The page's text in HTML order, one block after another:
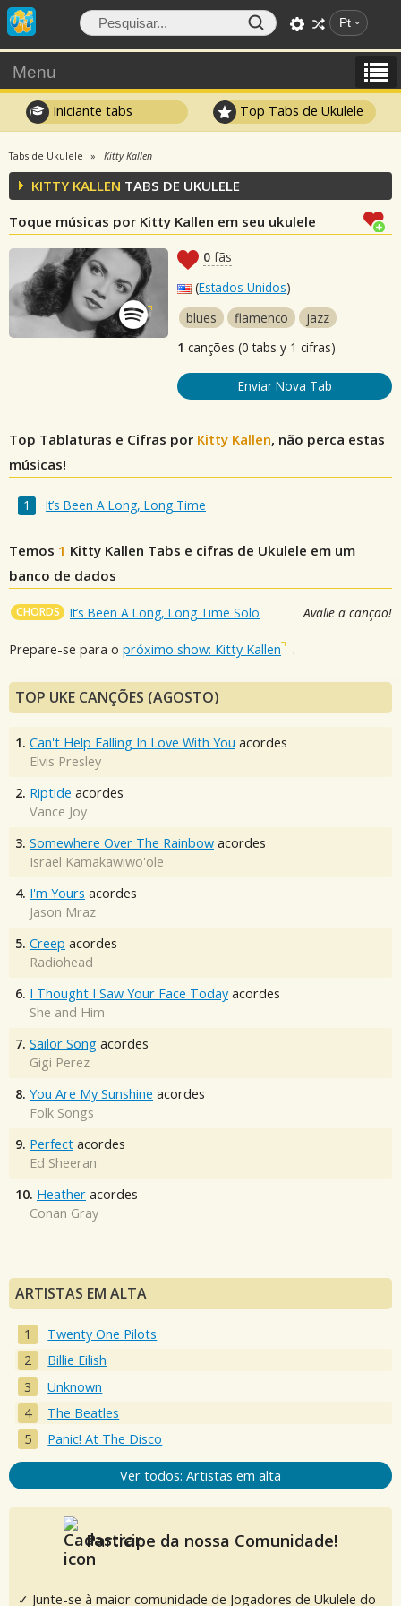
Pt
Menu
Iniciante tabs Top Tabs de Ukulele
Tabs de Ukulele Kitty Kallen
KITTY KALLEN TABS DE UKULELE
Toque músicas por Kitty Kallen em seu ukulele
0 fãs
(Estados Unidos)
blues
flamenco
jazz
1 canções (0 tabs y 1 cifras)
Enviar Nova Tab
Top Tablaturas e Cifras por Kitty Kallen, não perca estas
músicas!
It’s Been A Long, Long Time
Temos 1 Kitty Kallen Tabs e cifras de Ukulele em um
banco de dados
CHORDS It’s Been A Long, Long Time Solo Avalie a canção!
Prepare-se para o próximo show: Kitty Kallen .
TOP UKE CANÇÕES (AGOSTO)
1. Can't Help Falling In Love With You acordes
Elvis Presley
2. Riptide acordes
Vance Joy
3. Somewhere Over The Rainbow acordes
Israel Kamakawiwo'ole
4. I'm Yours acordes
Jason Mraz
5. Creep acordes
Radiohead
6. I Thought I Saw Your Face Today acordes
She and Him
7. Sailor Song acordes
Gigi Perez
8. You Are My Sunshine acordes
Folk Songs
9. Perfect acordes
Ed Sheeran
10. Heather acordes
Conan Gray
ARTISTAS EM ALTA
Twenty One Pilots
Billie Eilish
Unknown
The Beatles
Panic! At The Disco
Ver todos: Artistas em alta
Participe da nossa Comunidade!
✓ Junte-se à maior comunidade de Jogadores de Ukulele do